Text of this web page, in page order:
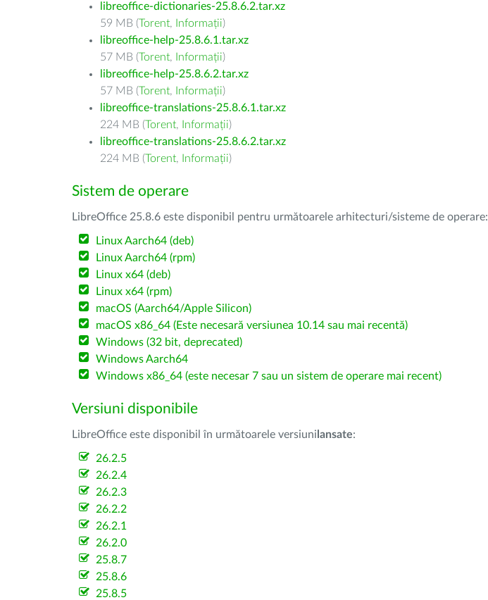
libreoffice-dictionaries-25.8.6.2.tar.xz
59 MB (Torent, Informații)
libreoffice-help-25.8.6.1.tar.xz
57 MB (Torent, Informații)
libreoffice-help-25.8.6.2.tar.xz
57 MB (Torent, Informații)
libreoffice-translations-25.8.6.1.tar.xz
224 MB (Torent, Informații)
libreoffice-translations-25.8.6.2.tar.xz
224 MB (Torent, Informații)
Sistem de operare
LibreOffice 25.8.6 este disponibil pentru următoarele arhitecturi/sisteme de operare:
Linux Aarch64 (deb)
Linux Aarch64 (rpm)
Linux x64 (deb)
Linux x64 (rpm)
macOS (Aarch64/Apple Silicon)
macOS x86_64 (Este necesară versiunea 10.14 sau mai recentă)
Windows (32 bit, deprecated)
Windows Aarch64
Windows x86_64 (este necesar 7 sau un sistem de operare mai recent)
Versiuni disponibile
LibreOffice este disponibil în următoarele versiuni lansate:
26.2.5
26.2.4
26.2.3
26.2.2
26.2.1
26.2.0
25.8.7
25.8.6
25.8.5